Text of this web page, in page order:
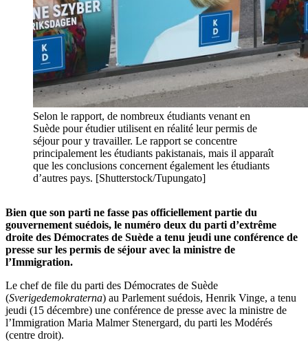
Selon le rapport, de nombreux étudiants venant en
Suède pour étudier utilisent en réalité leur permis de
séjour pour y travailler. Le rapport se concentre
principalement les étudiants pakistanais, mais il apparaît
que les conclusions concernent également les étudiants
d’autres pays. [Shutterstock/Tupungato]
Bien que son parti ne fasse pas officiellement partie du
gouvernement suédois, le numéro deux du parti d’extrême
droite des Démocrates de Suède a tenu jeudi une conférence de
presse sur les permis de séjour avec la ministre de
l’Immigration.
Le chef de file du parti des Démocrates de Suède
(Sverigedemokraterna) au Parlement suédois, Henrik Vinge, a tenu
jeudi (15 décembre) une conférence de presse avec la ministre de
l’Immigration Maria Malmer Stenergard, du parti les Modérés
(centre droit).